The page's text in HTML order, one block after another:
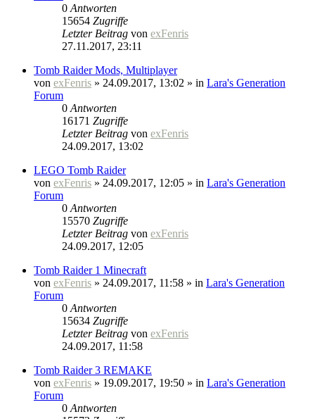
0 Antworten
15654 Zugriffe
Letzter Beitrag von exFenris
27.11.2017, 23:11
Tomb Raider Mods, Multiplayer
von exFenris » 24.09.2017, 13:02 » in Lara's Generation
Forum
0 Antworten
16171 Zugriffe
Letzter Beitrag von exFenris
24.09.2017, 13:02
LEGO Tomb Raider
von exFenris » 24.09.2017, 12:05 » in Lara's Generation
Forum
0 Antworten
15570 Zugriffe
Letzter Beitrag von exFenris
24.09.2017, 12:05
Tomb Raider 1 Minecraft
von exFenris » 24.09.2017, 11:58 » in Lara's Generation
Forum
0 Antworten
15634 Zugriffe
Letzter Beitrag von exFenris
24.09.2017, 11:58
Tomb Raider 3 REMAKE
von exFenris » 19.09.2017, 19:50 » in Lara's Generation
Forum
0 Antworten